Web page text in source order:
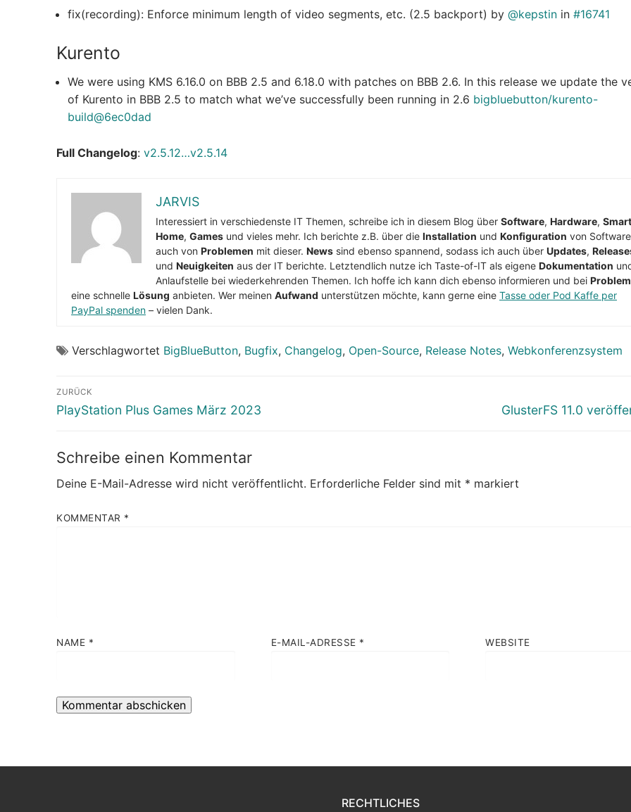
fix(recording): Enforce minimum length of video segments, etc. (2.5 backport) by @kepstin in #16741
Kurento
We were using KMS 6.16.0 on BBB 2.5 and 6.18.0 with patches on BBB 2.6. In this release we update the
of Kurento in BBB 2.5 to match what we’ve successfully been running in 2.6 bigbluebutton/kurento-
build@6ec0dad
Full Changelog: v2.5.12…v2.5.14
JARVIS
Interessiert in verschiedenste IT Themen, schreibe ich in diesem Blog über Software, Hardware, Smart
Home, Games und vieles mehr. Ich berichte z.B. über die Installation und Konfiguration von
auch von Problemen mit dieser. News sind ebenso spannend, sodass ich auch über Updates,
und Neuigkeiten aus der IT berichte. Letztendlich nutze ich Taste-of-IT als eigene Dokumentation
Anlaufstelle bei wiederkehrenden Themen. Ich hoffe ich kann dich ebenso informieren und bei
eine schnelle Lösung anbieten. Wer meinen Aufwand unterstützen möchte, kann gerne eine Tasse oder Pod Kaffe per
PayPal spenden – vielen Dank.
Verschlagwortet BigBlueButton, Bugfix, Changelog, Open-Source, Release Notes, Webkonferenzsystem
Beitragsnavigation
ZURÜCK
Vorheriger
PlayStation Plus Games März 2023
Nächster
GlusterFS 11.0
Schreibe einen Kommentar
Deine E-Mail-Adresse wird nicht veröffentlicht. Erforderliche Felder sind mit * markiert
KOMMENTAR *
NAME * E-MAIL-ADRESSE * WEBSITE
RECHTLICHES